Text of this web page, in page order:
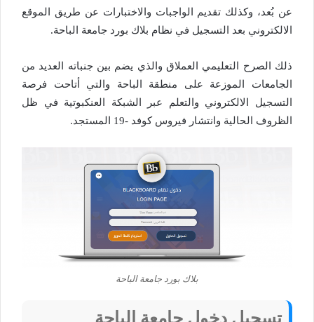
عن بُعد، وكذلك تقديم الواجبات والاختبارات عن طريق الموقع
الالكتروني بعد التسجيل في نظام بلاك بورد جامعة الباحة.
ذلك الصرح التعليمي العملاق والذي يضم بين جنباته العديد من
الجامعات الموزعة على منطقة الباحة والتي أتاحت فرصة
التسجيل الالكتروني والتعلم عبر الشبكة العنكبوتية في ظل
الظروف الحالية وانتشار فيروس كوفد -19 المستجد.
بلاك بورد جامعة الباحة
تسجيل دخول جامعة الباحة